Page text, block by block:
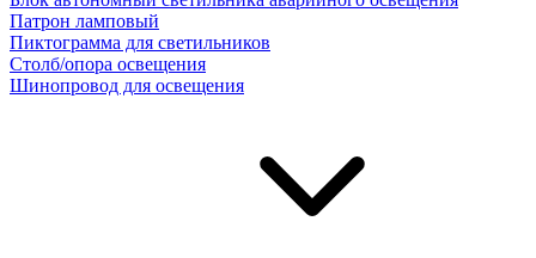
Патрон ламповый
Пиктограмма для светильников
Столб/опора освещения
Шинопровод для освещения